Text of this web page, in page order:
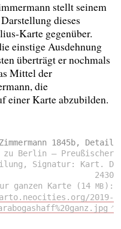
stellt seinem
dieses
Karte gegenüber.
einstige Ausdehnung
überträgt er nochmals
Mittel der
die
einer Karte abzubilden.
1845b, Detail
Berlin – Preußischer
Signatur: Kart. D
2430
ganzen Karte (14 MB ):
2019-